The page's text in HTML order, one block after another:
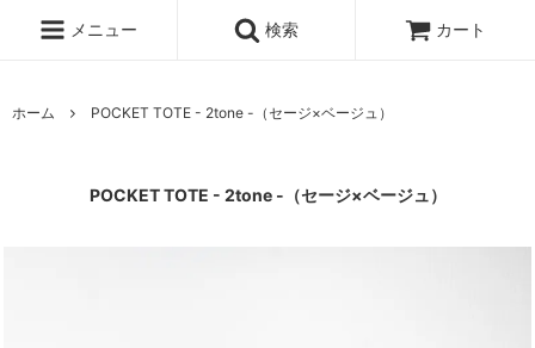
メニュー 検索 カート
ホーム POCKET TOTE - 2tone -（セージ×ベージュ）
POCKET TOTE - 2tone -（セージ×ベージュ）